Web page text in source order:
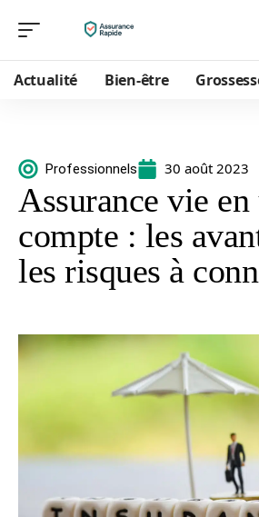
Actualité Bien-être
Professionnels 30 août 2023
Assurance vie en
compte : les
les risques à